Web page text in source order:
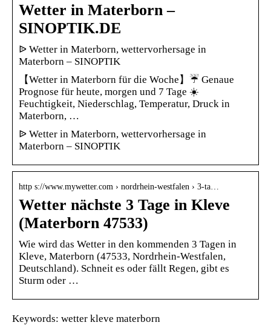
Wetter in Materborn –
SINOPTIK.DE
ᐉ Wetter in Materborn, wettervorhersage in
Materborn – SINOPTIK
【Wetter in Materborn für die Woche】☔ Genaue
Prognose für heute, morgen und 7 Tage ☀️
Feuchtigkeit, Niederschlag, Temperatur, Druck in
Materborn, …
ᐉ Wetter in Materborn, wettervorhersage in
Materborn – SINOPTIK
http s://www.mywetter.com › nordrhein-westfalen › 3-ta…
Wetter nächste 3 Tage in Kleve
(Materborn 47533)
Wie wird das Wetter in den kommenden 3 Tagen in
Kleve, Materborn (47533, Nordrhein-Westfalen,
Deutschland). Schneit es oder fällt Regen, gibt es
Sturm oder …
Keywords: wetter kleve materborn